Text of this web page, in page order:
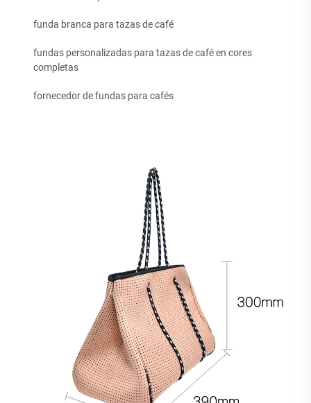
funda branca para tazas de café
fundas personalizadas para tazas de café en cores
completas
fornecedor de fundas para cafés